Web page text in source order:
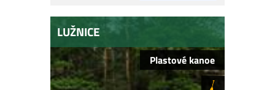
LUŽNICE
Plastové kanoe